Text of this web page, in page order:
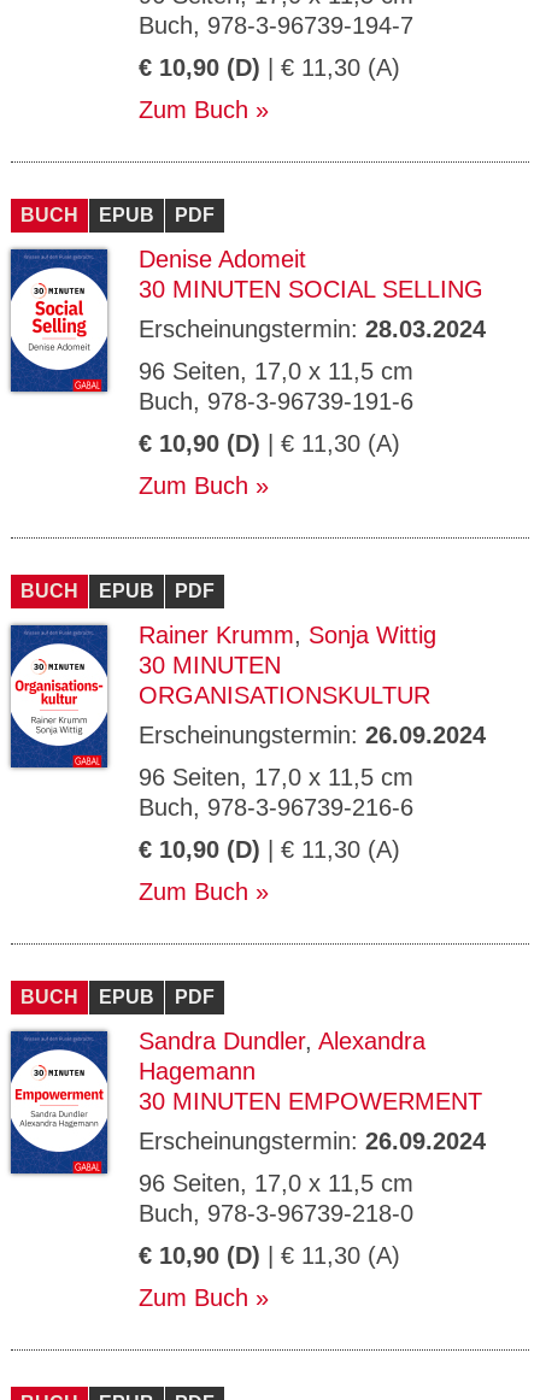
Buch, 978-3-96739-194-7
€ 10,90 (D) | € 11,30 (A)
Zum Buch
BUCH EPUB PDF
Denise Adomeit
30 MINUTEN SOCIAL SELLING
Erscheinungstermin: 28.03.2024
96 Seiten, 17,0 x 11,5 cm
Buch, 978-3-96739-191-6
€ 10,90 (D) | € 11,30 (A)
Zum Buch
BUCH EPUB PDF
Rainer Krumm, Sonja Wittig
30 MINUTEN
ORGANISATIONSKULTUR
Erscheinungstermin: 26.09.2024
96 Seiten, 17,0 x 11,5 cm
Buch, 978-3-96739-216-6
€ 10,90 (D) | € 11,30 (A)
Zum Buch
BUCH EPUB PDF
Sandra Dundler, Alexandra
Hagemann
30 MINUTEN EMPOWERMENT
Erscheinungstermin: 26.09.2024
96 Seiten, 17,0 x 11,5 cm
Buch, 978-3-96739-218-0
€ 10,90 (D) | € 11,30 (A)
Zum Buch